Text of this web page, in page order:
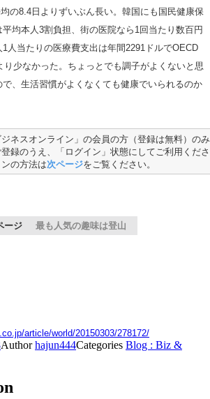
の8.4日よりずいぶん長い。韓国にも国民健康保
均本人3割負担、街の医院なら1回当たり数百円
人当たりの医療費支出は年間2291ドルでOECD
り少なかった。ちょっとでも調子がよくないと思
、生活習慣がよくなくても健康でいられるのか
ネスオンライン」の会員の方（登録は無料）の
録のうえ、「ログイン」状態にしてご利用くだ
の方法は次ページをご覧ください。
ージ 最も人気の趣味は登山
article/world/20150303/278172/
Authorhajun444Categories Blog : Biz &